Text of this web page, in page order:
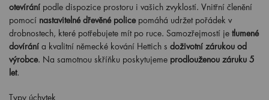
otevírání podle dispozice prostoru i vašich zvyklostí. Vnitřní členění
pomocí nastavitelné dřevěné policepomáhá udržet pořádek v
drobnostech, které potřebujete mít po ruce. Samozřejmostí je tlumené
dovírání a kvalitní německé kování Hettich s doživotní zárukou od
výrobce. Na samotnou skříňku poskytujeme prodlouženou záruku 5
let.
Typy úchytek